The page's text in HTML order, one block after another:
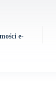
e-